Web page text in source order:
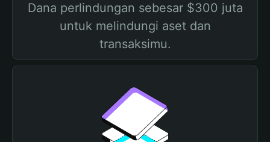
Dana perlindungan sebesar $300 juta
untuk melindungi aset dan
transaksimu.